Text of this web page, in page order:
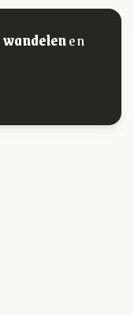
wandelenen